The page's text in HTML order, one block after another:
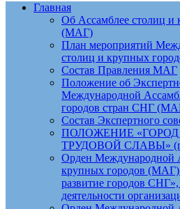
Главная
Об Ассамблее столиц
(МАГ)
План мероприятий
столиц и крупных
Состав Правления МАГ
Положение об
Международной
городов стран СНГ
Состав Экспертного
ПОЛОЖЕНИЕ
ТРУДОВОЙ СЛАВЫ»
Орден Международной
крупных городов (МАГ)
развитие городов
деятельности